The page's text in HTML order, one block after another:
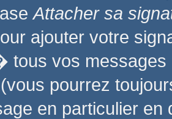
Attacher sa
ajouter votre
tous vos
pourrez
en particulier